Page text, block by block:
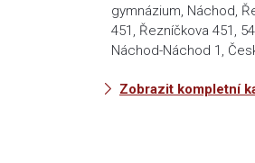
gymnázium, Náchod,
451, Řezníčkova 451,
Náchod-Náchod 1,
Zobrazit kompletní